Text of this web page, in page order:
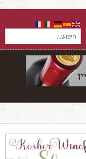
חיפוש...